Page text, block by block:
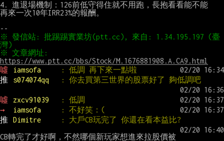
4. 進退場機制：126前低守得住就不用跑，長抱看看能不能
再來一次10年IRR23%的報酬。
※ 發信站: 批踢踢實業坊(ptt.cc), 來自: 1.34.195.197 (臺
https://www.ptt.cc/bbs/Stock/M.1676881908.A.CA9.html
噓
iamsofa
: 低調 再下來一點啦
推
s074074qq : 你去買第三世界的股票好了 夠低調吧
噓 zxcv91039
: 低調
→
iamsofa
: 不好笑：(
推
Dimitre
: 大戶CB玩完了 你還在看本益比?
CB轉完了才好啊，不然哪個新玩家想進來拉股價被